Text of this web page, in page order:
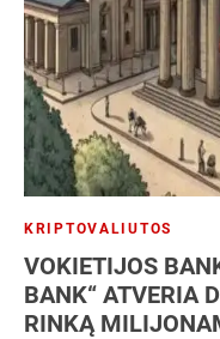
KRIPTOVALIUTOS
VOKIETIJOS
BANK“ ATVERIA
RINKĄ